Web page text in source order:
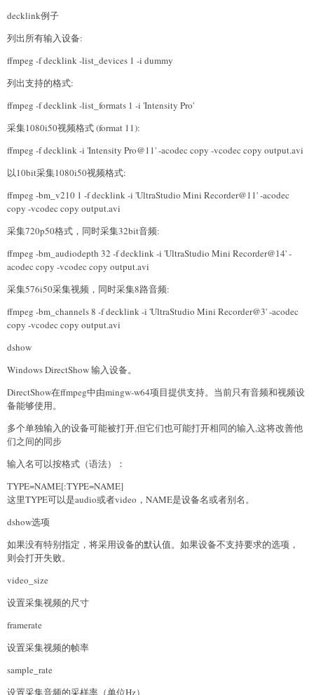
decklink例子
列出所有输入设备:
ffmpeg -f decklink -list_devices 1 -i dummy
列出支持的格式:
ffmpeg -f decklink -list_formats 1 -i 'Intensity Pro'
采集1080i50视频格式 (format 11):
ffmpeg -f decklink -i 'Intensity Pro@11' -acodec copy -vcodec copy output.avi
以10bit采集1080i50视频格式:
ffmpeg -bm_v210 1 -f decklink -i 'UltraStudio Mini Recorder@11' -acodec
copy -vcodec copy output.avi
采集720p50格式，同时采集32bit音频:
ffmpeg -bm_audiodepth 32 -f decklink -i 'UltraStudio Mini Recorder@14' -
acodec copy -vcodec copy output.avi
采集576i50采集视频，同时采集8路音频:
ffmpeg -bm_channels 8 -f decklink -i 'UltraStudio Mini Recorder@3' -acodec
copy -vcodec copy output.avi
dshow
Windows DirectShow 输入设备。
DirectShow在ffmpeg中由mingw-w64项目提供支持。当前只有音频和视频设
备能够使用。
多个单独输入的设备可能被打开,但它们也可能打开相同的输入,这将改善他
们之间的同步
输入名可以按格式（语法）：
TYPE=NAME[:TYPE=NAME]
这里TYPE可以是audio或者video，NAME是设备名或者别名。
dshow选项
如果没有特别指定，将采用设备的默认值。如果设备不支持要求的选项，
则会打开失败。
video_size
设置采集视频的尺寸
framerate
设置采集视频的帧率
sample_rate
设置采集音频的采样率（单位Hz）